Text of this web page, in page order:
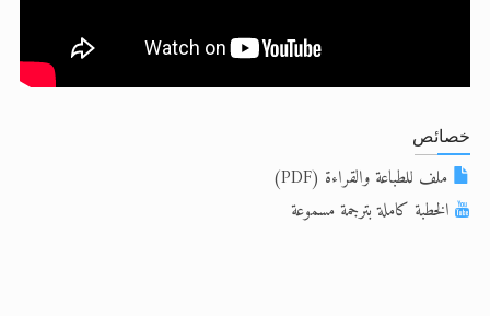
خصائص
ملف للطباعة والقراءة (PDF)
الخطبة كاملة بترجمة مسموعة